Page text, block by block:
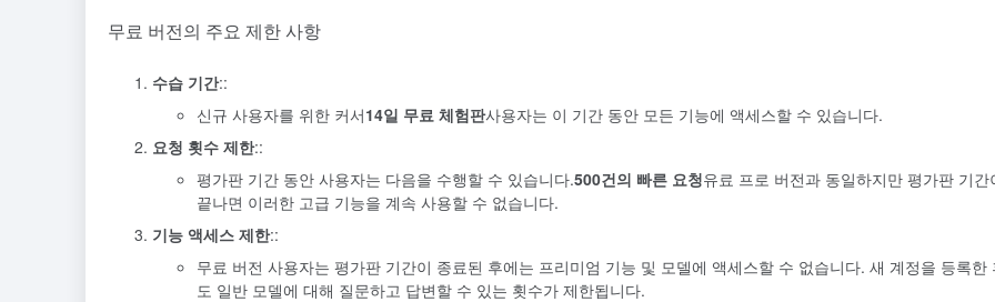
무료 버전의 주요 제한 사항
수습 기간::
신규 사용자를 위한 커서14일 무료 체험판사용자는 이 기간 동안 모든 기능에 액세스할 수 있습니다.
요청 횟수 제한::
평가판 기간 동안 사용자는 다음을 수행할 수 있습니다.500건의 빠른 요청유료 프로 버전과 동일하지만 평가판 기간
끝나면 이러한 고급 기능을 계속 사용할 수 없습니다.
기능 액세스 제한::
무료 버전 사용자는 평가판 기간이 종료된 후에는 프리미엄 기능 및 모델에 액세스할 수 없습니다. 새 계정을 등록한
도 일반 모델에 대해 질문하고 답변할 수 있는 횟수가 제한됩니다.